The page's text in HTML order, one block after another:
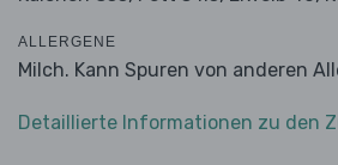
ALLERGENE
Milch. Kann Spuren von anderen
Detaillierte Informationen zu den